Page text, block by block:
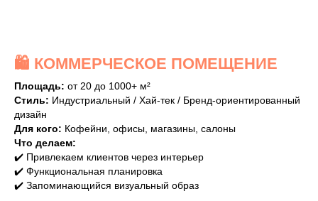
🛍️ КОММЕРЧЕСКОЕ ПОМЕЩЕНИЕ
Площадь: от 20 до 1000+ м²
Стиль: Индустриальный / Хай-тек / Бренд-ориентированный
дизайн
Для кого: Кофейни, офисы, магазины, салоны
Что делаем:
✔️ Привлекаем клиентов через интерьер
✔️ Функциональная планировка
✔️ Запоминающийся визуальный образ